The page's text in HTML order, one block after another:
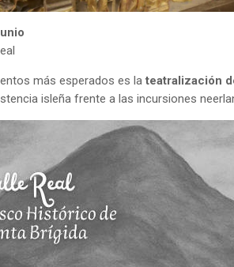
más esperados es lateatralización
isleña frente a las incursiones